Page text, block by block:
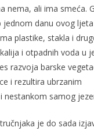
nema, ali ima smeća.
jednom danu ovog
plastike, stakla i
i otpadnih voda u
razvoja barske
i rezultira ubrzanim
nestankom samog
je do sada